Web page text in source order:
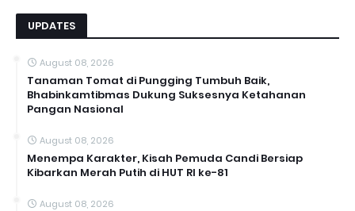
UPDATES
August 08, 2026
Tanaman Tomat di Pungging Tumbuh Baik,
Bhabinkamtibmas Dukung Suksesnya Ketahanan
Pangan Nasional
August 08, 2026
Menempa Karakter, Kisah Pemuda Candi Bersiap
Kibarkan Merah Putih di HUT RI ke-81
August 08, 2026